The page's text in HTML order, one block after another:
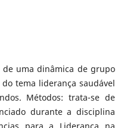
uma dinâmica de grupo
tema liderança saudável
Métodos: trata-se de
durante a disciplina